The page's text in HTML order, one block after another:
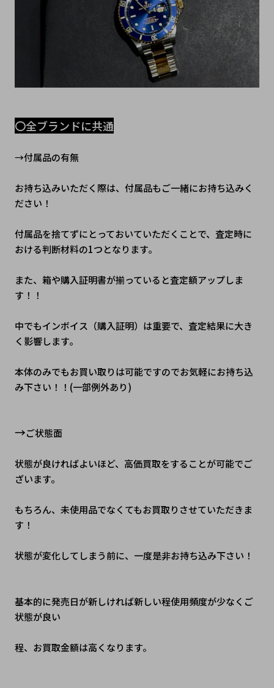
〇全ブランドに共通
→付属品の有無
お持ち込みいただく際は、付属品もご一緒にお持ち込みく
ださい！
付属品を捨てずにとっておいていただくことで、査定時に
おける判断材料の1つとなります。
また、箱や購入証明書が揃っていると査定額アップしま
す！！
中でもインボイス（購入証明）は重要で、査定結果に大き
く影響します。
本体のみでもお買い取りは可能ですのでお気軽にお持ち込
み下さい！！(一部例外あり)
→ご状態面
状態が良ければよいほど、高価買取をすることが可能でご
ざいます。
もちろん、未使用品でなくてもお買取りさせていただきま
す！
状態が変化してしまう前に、一度是非お持ち込み下さい！
基本的に発売日が新しければ新しい程使用頻度が少なくご
状態が良い
程、お買取金額は高くなります。